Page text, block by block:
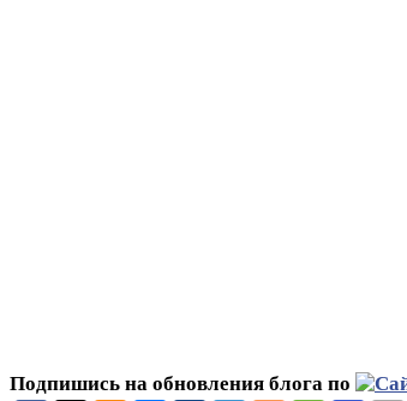
Подпишись на обновления блога по